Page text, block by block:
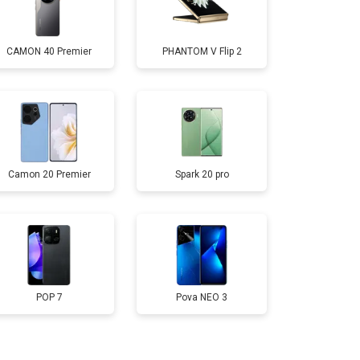
2700 ₽ Заказать
950 ₽ Заказать
1750 ₽ Заказать
3200 ₽ Заказать
1400 ₽ Заказать
CAMON 40 Premier PHANTOM V Flip 2
Camon 20 Premier Spark 20 pro
POP 7 Pova NEO 3